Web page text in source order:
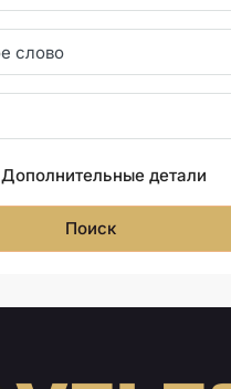
Дополнительные детали
Поиск